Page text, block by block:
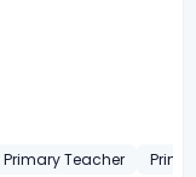
Primary Teacher